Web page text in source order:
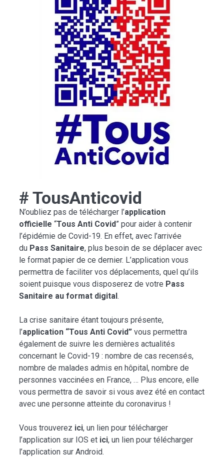
# TousAnticovid
N’oubliez pas de télécharger l’application
officielle “Tous Anti Covid” pour aider à contenir
l’épidémie de Covid-19. En effet, avec l’arrivée
du Pass Sanitaire, plus besoin de se déplacer avec
le format papier de ce dernier. L’application vous
permettra de faciliter vos déplacements, quel qu’ils
soient puisque vous disposerez de votre Pass
Sanitaire au format digital .
La crise sanitaire étant toujours présente,
l’application “Tous Anti Covid”vous permettra
également de suivre les dernières actualités
concernant le Covid-19 : nombre de cas recensés,
nombre de malades admis en hôpital, nombre de
personnes vaccinées en France, … Plus encore, elle
vous permettra de savoir si vous avez été en contact
avec une personne atteinte du coronavirus !
Vous trouverez ici, un lien pour télécharger
l’application sur IOS et ici, un lien pour télécharger
l’application sur Android.